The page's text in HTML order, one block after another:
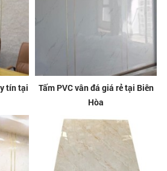
tín tại
Tấm PVC vân đá giá rẻ tại Biên
Hòa